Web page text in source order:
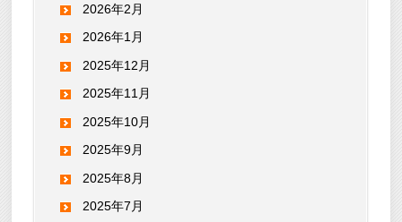
2026年2月
2026年1月
2025年12月
2025年11月
2025年10月
2025年9月
2025年8月
2025年7月